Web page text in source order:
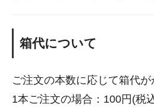
箱代について
ご注文の本数に応じて箱代が
1本ご注文の場合：100円(税